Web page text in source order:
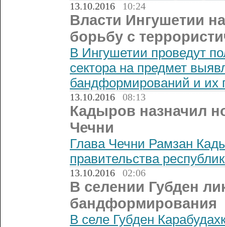
13.10.2016 10:24
Власти Ингушетии
борьбу с
В Ингушетии проведут
сектора на предмет
бандформирований и их
13.10.2016 08:13
Кадыров назначил
Чечни
Глава Чечни Рамзан
правительства
13.10.2016 02:06
В селении Губден
бандформирования
В селе Губден